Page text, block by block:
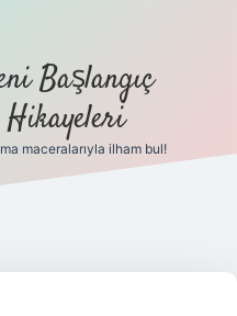
Başlangıç
Hikayeleri
maceralarıyla ilham bul!